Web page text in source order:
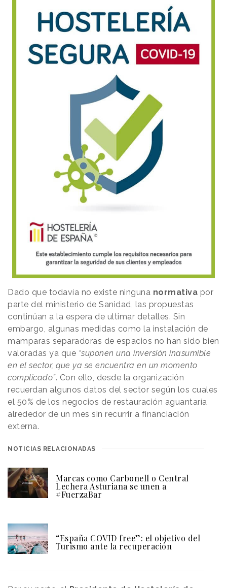
Dado que todavía no existe ninguna normativa por
parte del ministerio de Sanidad, las propuestas
continúan a la espera de ultimar detalles. Sin
embargo, algunas medidas como la instalación de
mamparas separadoras de espacios no han sido bien
valoradas ya que “suponen una inversión inasumible
en el sector, que ya se encuentra en un momento
complicado”. Con ello, desde la organización
recuerdan algunos datos del sector según los cuales
el 50% de los negocios de restauración aguantaría
alrededor de un mes sin recurrir a financiación
externa.
NOTICIAS RELACIONADAS
Marcas como Carbonell o Central
Lechera Asturiana se unen a
#FuerzaBar
“España COVID free”: el objetivo del
Turismo ante la recuperación